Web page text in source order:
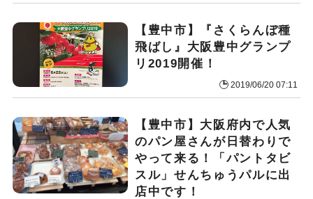
【豊中市】『さくらんぼ種
飛ばし』大阪豊中グランプ
リ2019開催！
2019/06/20 07:11
【豊中市】大阪府内で人気
のパン屋さんが日替わりで
やって来る！「パントタビ
スル」せんちゅうパルに出
店中です！